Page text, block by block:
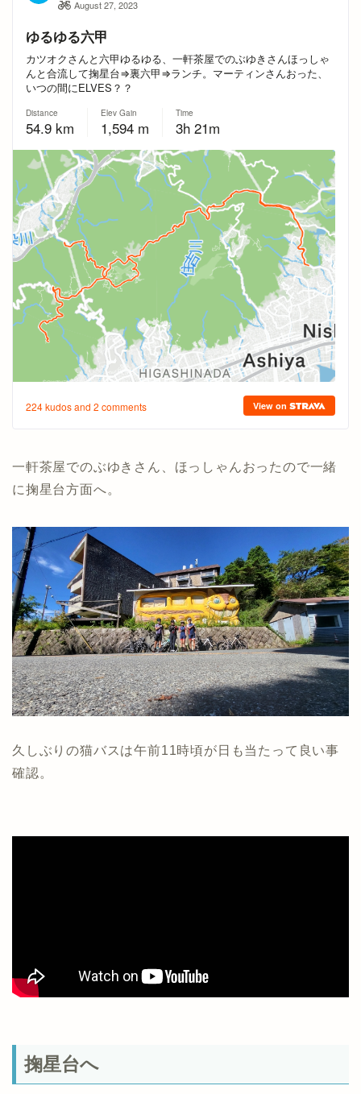
一軒茶屋でのぶゆきさん、ほっしゃんおったので一緒
に掬星台方面へ。
久しぶりの猫バスは午前11時頃が日も当たって良い事
確認。
掬星台へ